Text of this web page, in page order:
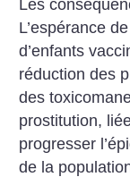
Les
L’espérance
d’enfants
réduction des
des
prostitution,
progresser
de la